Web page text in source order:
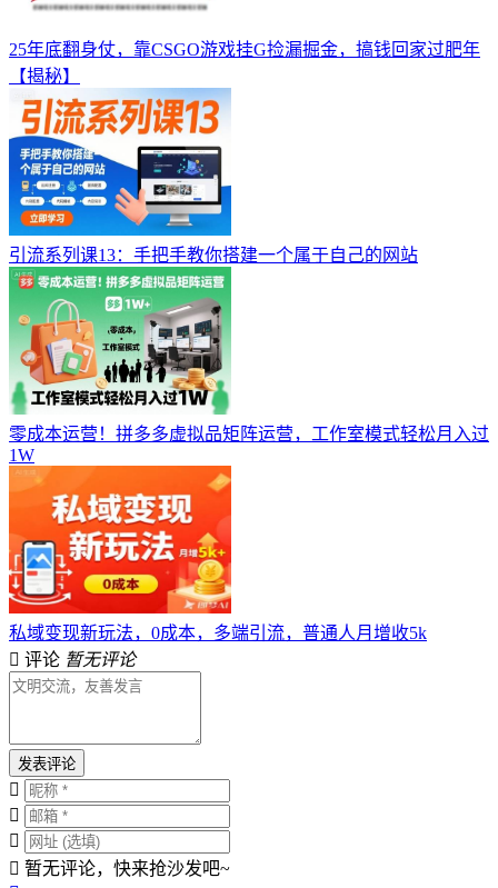
25年底翻身仗，靠CSGO游戏挂G捡漏掘金，搞钱回家过肥年
【揭秘】
引流系列课13：手把手教你搭建一个属于自己的网站
零成本运营！拼多多虚拟品矩阵运营，工作室模式轻松月入过
1W
私域变现新玩法，0成本，多端引流，普通人月增收5k
评论 暂无评论
发表评论
暂无评论，快来抢沙发吧~